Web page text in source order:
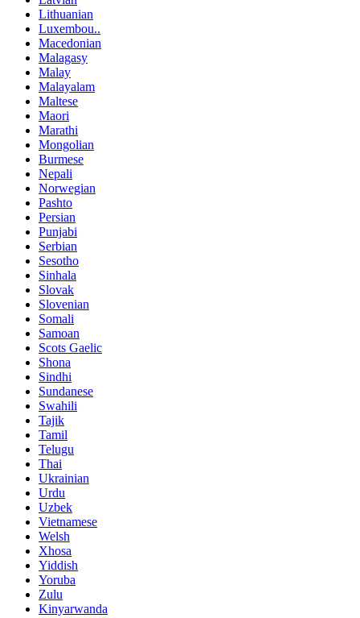
Lithuanian
Luxembou..
Macedonian
Malagasy
Malay
Malayalam
Maltese
Maori
Marathi
Mongolian
Burmese
Nepali
Norwegian
Pashto
Persian
Punjabi
Serbian
Sesotho
Sinhala
Slovak
Slovenian
Somali
Samoan
Scots Gaelic
Shona
Sindhi
Sundanese
Swahili
Tajik
Tamil
Telugu
Thai
Ukrainian
Urdu
Uzbek
Vietnamese
Welsh
Xhosa
Yiddish
Yoruba
Zulu
Kinyarwanda